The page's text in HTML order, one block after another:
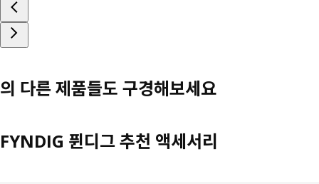
의 다른 제품들도 구경해보세요
FYNDIG 퓐디그 추천 액세서리